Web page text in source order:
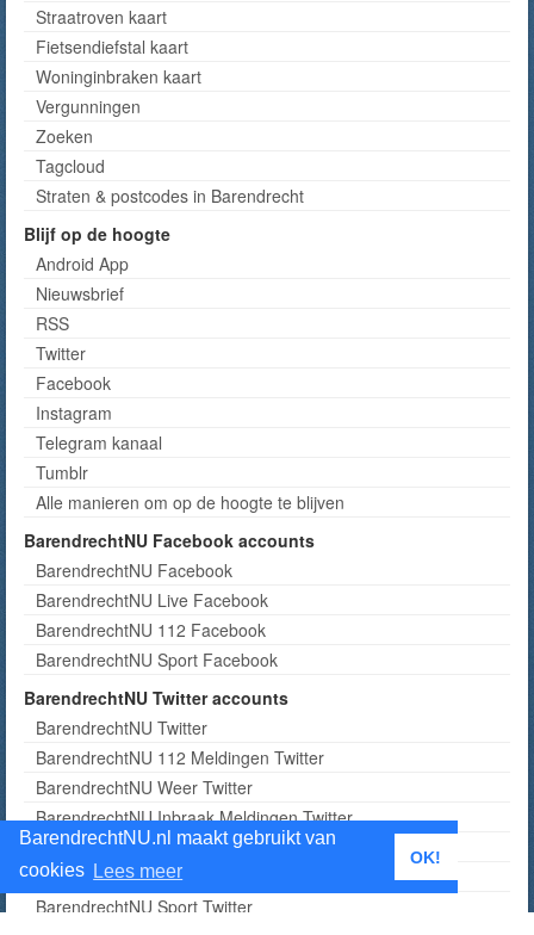
BarendrechtNU.nl maakt gebruikt van
cookies Lees meer
OK!
Straatroven kaart
Fietsendiefstal kaart
Woninginbraken kaart
Vergunningen
Zoeken
Tagcloud
Straten & postcodes in Barendrecht
Blijf op de hoogte
Android App
Nieuwsbrief
RSS
Twitter
Facebook
Instagram
Telegram kanaal
Tumblr
Alle manieren om op de hoogte te blijven
BarendrechtNU Facebook accounts
BarendrechtNU Facebook
BarendrechtNU Live Facebook
BarendrechtNU 112 Facebook
BarendrechtNU Sport Facebook
BarendrechtNU Twitter accounts
BarendrechtNU Twitter
BarendrechtNU 112 Meldingen Twitter
BarendrechtNU Weer Twitter
BarendrechtNU Inbraak Meldingen Twitter
BarendrechtNU Agenda Twitter
BarendrechtNU Vliegtuigen Twitter
BarendrechtNU Sport Twitter